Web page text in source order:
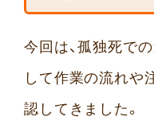
今回は、孤独死で
して作業の流れや
認してきました。